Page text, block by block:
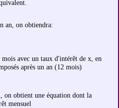
an, on obtiendra:
avec un taux d'intérêt de x, en
après un an (12 mois)
on obtient une équation dont la
mensuel